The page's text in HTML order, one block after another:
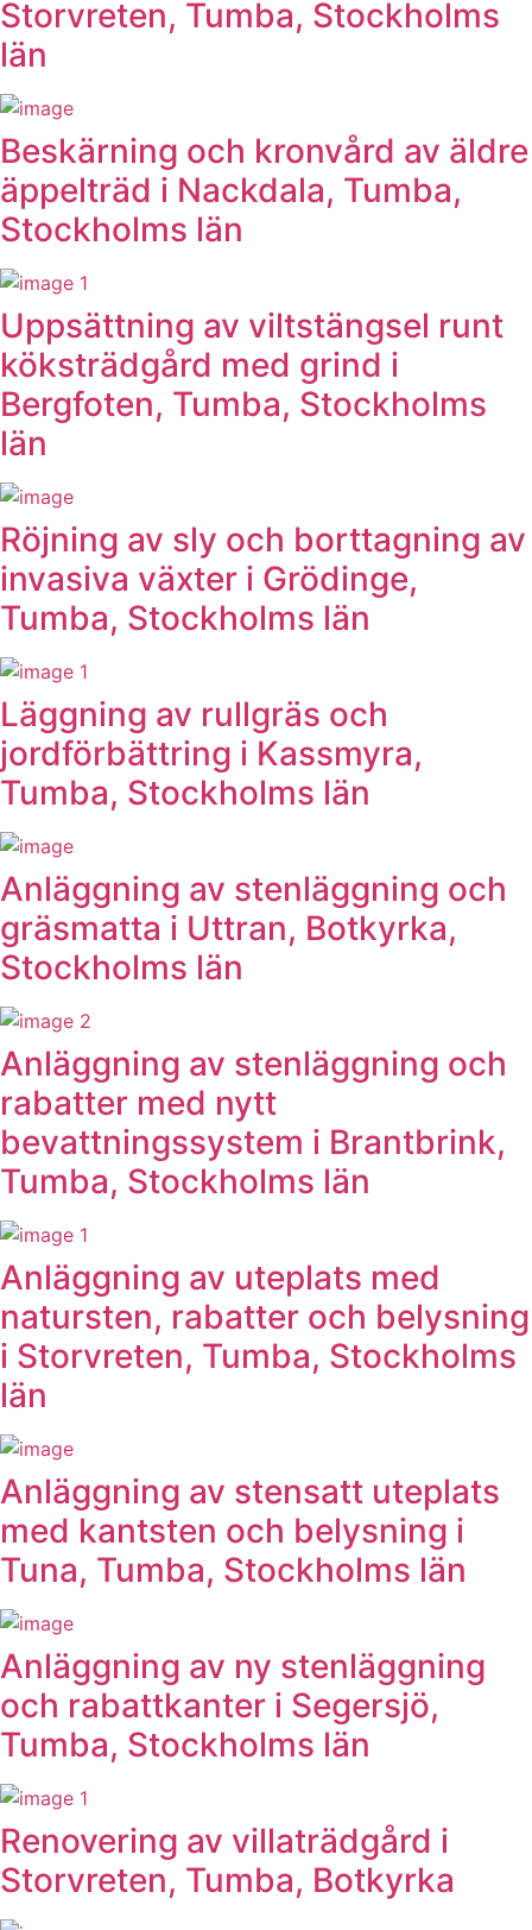
Storvreten, Tumba, Stockholms
län
Beskärning och kronvård av äldre
äppelträd i Nackdala, Tumba,
Stockholms län
Uppsättning av viltstängsel runt
köksträdgård med grind i
Bergfoten, Tumba, Stockholms
län
Röjning av sly och borttagning av
invasiva växter i Grödinge,
Tumba, Stockholms län
Läggning av rullgräs och
jordförbättring i Kassmyra,
Tumba, Stockholms län
Anläggning av stenläggning och
gräsmatta i Uttran, Botkyrka,
Stockholms län
Anläggning av stenläggning och
rabatter med nytt
bevattningssystem i Brantbrink,
Tumba, Stockholms län
Anläggning av uteplats med
natursten, rabatter och belysning
i Storvreten, Tumba, Stockholms
län
Anläggning av stensatt uteplats
med kantsten och belysning i
Tuna, Tumba, Stockholms län
Anläggning av ny stenläggning
och rabattkanter i Segersjö,
Tumba, Stockholms län
Renovering av villaträdgård i
Storvreten, Tumba, Botkyrka